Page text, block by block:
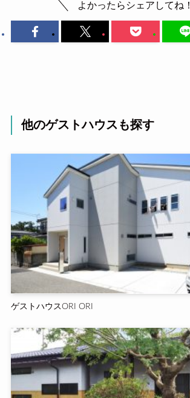
よかったらシェアしてね！
他のゲストハウスも探す
ゲストハウスORI ORI